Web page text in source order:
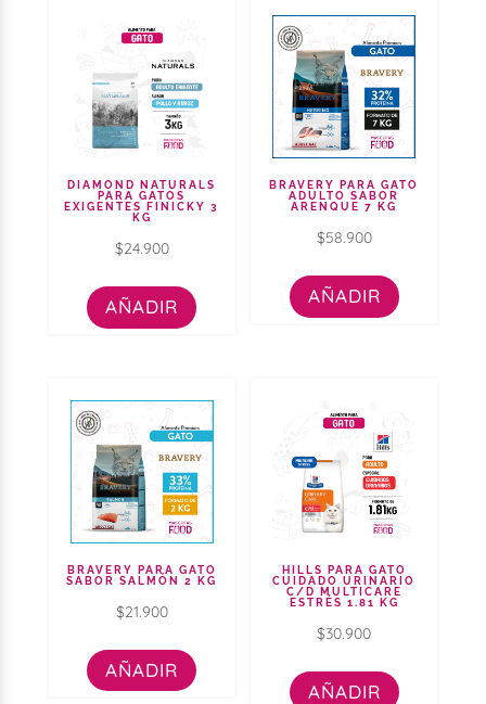
DIAMOND NATURALS
PARA GATOS
EXIGENTES FINICKY 3
KG
$24.900
AÑADIR
BRAVERY PARA GATO
ADULTO SABOR
ARENQUE 7 KG
$58.900
AÑADIR
BRAVERY PARA GATO
SABOR SALMÓN 2 KG
$21.900
AÑADIR
HILLS PARA GATO
CUIDADO URINARIO
C/D MULTICARE
ESTRÉS 1.81 KG
$30.900
AÑADIR